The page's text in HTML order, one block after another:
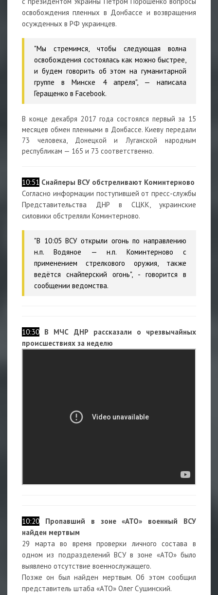
освобождения пленных в Донбассе и возвращения
осужденных в РФ украинцев.
"Мы стремимся, чтобы следующая волна
освобождения состоялась как можно быстрее,
и будем говорить об этом на гуманитарной
группе в Минске 4 апреля", — написала
Геращенко в Facebook.
В конце декабря 2017 года состоялся первый за 15
месяцев обмен пленными в Донбассе. Киеву передали
73 человека, Донецкой и Луганской народным
республикам — 165 и 73 соответственно.
10:51 Снайперы ВСУ обстреливают Коминтерново
Согласно информации поступившей от пресс-службы
Представительства ДНР в СЦКК, украинские
силовики обстреляли Коминтерново.
"В 10:05 ВСУ открыли огонь по направлению
н.п. Водяное — н.п. Коминтерново с
применением стрелкового оружия, также
ведётся снайперский огонь", - говорится в
сообщении ведомства.
10:30 В МЧС ДНР рассказали о чрезвычайных
происшествиях за неделю
10:20
Пропавший в зоне «АТО» военный ВСУ
найден мертвым
29 марта во время проверки личного состава в
одном из подразделений ВСУ в зоне «АТО» было
выявлено отсутствие военнослужащего.
Позже он был найден мертвым. Об этом сообщил
представитель штаба «АТО» Олег Сушинский.